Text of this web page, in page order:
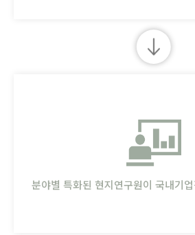
분야별 특화된 현지연구원이 국내기